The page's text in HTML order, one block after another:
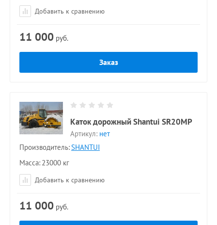
Добавить к сравнению
11 000 руб.
Заказ
Каток дорожный Shantui SR20MP
Артикул: нет
Производитель:SHANTUI
Масса 23000 кг
Добавить к сравнению
11 000 руб.